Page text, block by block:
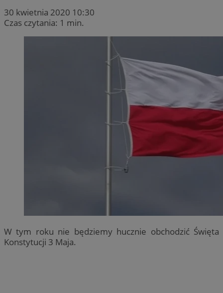
30 kwietnia 2020 10:30
Czas czytania: 1 min.
W tym roku nie będziemy hucznie obchodzić Święta
Konstytucji 3 Maja.